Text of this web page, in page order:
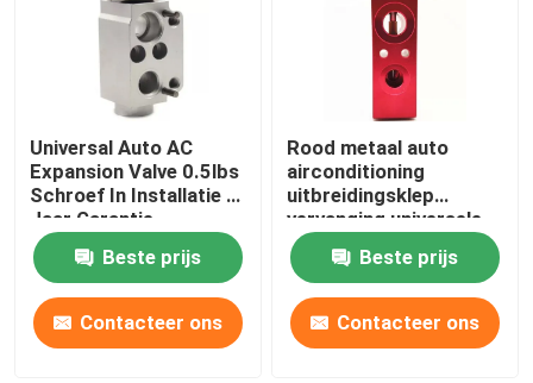
Universal Auto AC
Expansion Valve 0.5lbs
Schroef In Installatie 1
Jaar Garantie
Beste prijs
Contacteer ons
Rood metaal auto
airconditioning
uitbreidingsklep
vervanging universele
compatibiliteit
Beste prijs
Contacteer ons